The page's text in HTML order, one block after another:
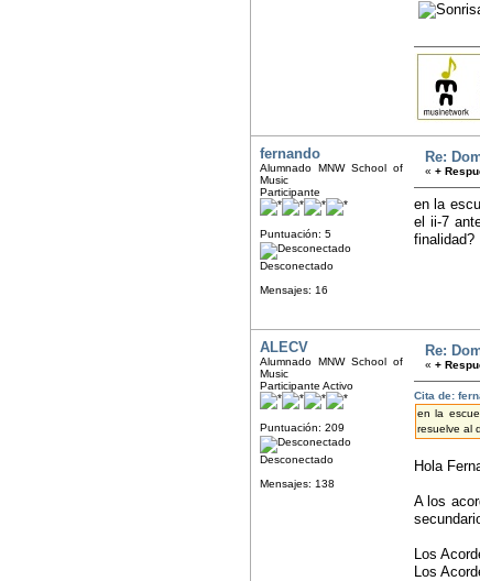
fernando
Alumnado MNW School of
Music
Participante
Puntuación: 5
Desconectado
Mensajes: 16
Re:
« +
en la
el ii-7
finalidad?
ALECV
Alumnado MNW School of
Music
Participante Activo
Puntuación: 209
Desconectado
Mensajes: 138
Re:
« +
Cita de:
en la
resuelve al
Hola
A los
Los
Los